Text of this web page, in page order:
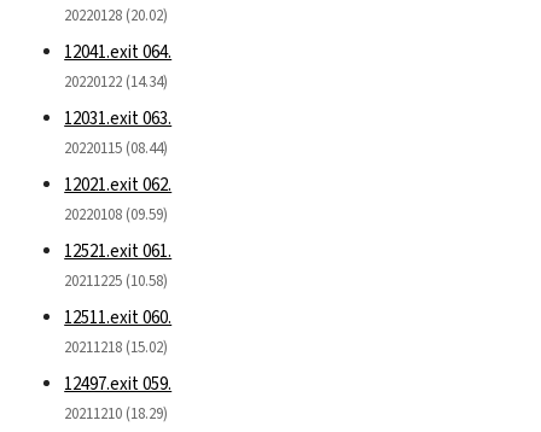
20220128 (20.02)
12041.exit 064.
20220122 (14.34)
12031.exit 063.
20220115 (08.44)
12021.exit 062.
20220108 (09.59)
12521.exit 061.
20211225 (10.58)
12511.exit 060.
20211218 (15.02)
12497.exit 059.
20211210 (18.29)